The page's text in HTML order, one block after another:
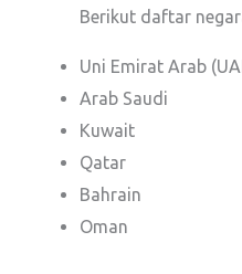
Berikut daftar
Uni Emirat Arab
Arab Saudi
Kuwait
Qatar
Bahrain
Oman